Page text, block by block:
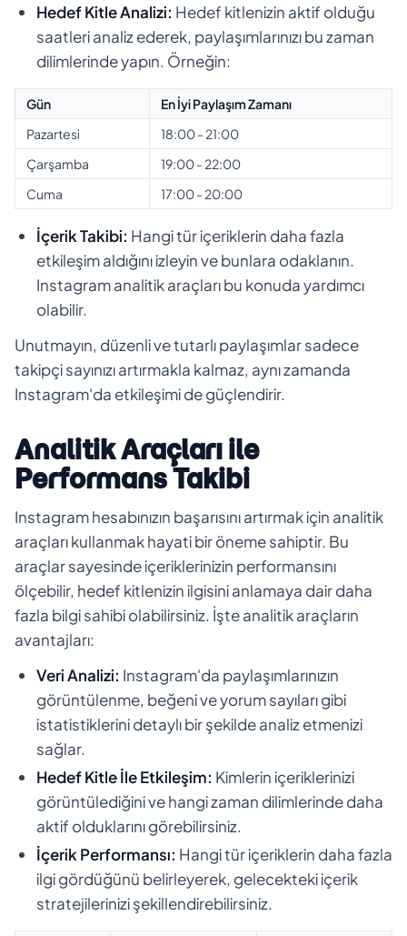
Hedef Kitle Analizi: Hedef kitlenizin aktif olduğu
saatleri analiz ederek, paylaşımlarınızı bu zaman
dilimlerinde yapın. Örneğin:
Gün
En İyi Paylaşım Zamanı
Pazartesi
18:00 - 21:00
Çarşamba
19:00 - 22:00
Cuma
17:00 - 20:00
İçerik Takibi: Hangi tür içeriklerin daha fazla
etkileşim aldığını izleyin ve bunlara odaklanın.
Instagram analitik araçları bu konuda yardımcı
olabilir.
Unutmayın, düzenli ve tutarlı paylaşımlar sadece
takipçi sayınızı artırmakla kalmaz, aynı zamanda
Instagram'da etkileşimi de güçlendirir.
Analitik Araçları ile
Performans Takibi
Instagram hesabınızın başarısını artırmak için analitik
araçları kullanmak hayati bir öneme sahiptir. Bu
araçlar sayesinde içeriklerinizin performansını
ölçebilir, hedef kitlenizin ilgisini anlamaya dair daha
fazla bilgi sahibi olabilirsiniz. İşte analitik araçların
avantajları:
Veri Analizi: Instagram'da paylaşımlarınızın
görüntülenme, beğeni ve yorum sayıları gibi
istatistiklerini detaylı bir şekilde analiz etmenizi
sağlar.
Hedef Kitle İle Etkileşim: Kimlerin içeriklerinizi
görüntülediğini ve hangi zaman dilimlerinde daha
aktif olduklarını görebilirsiniz.
İçerik Performansı: Hangi tür içeriklerin daha fazla
ilgi gördüğünü belirleyerek, gelecekteki içerik
stratejilerinizi şekillendirebilirsiniz.